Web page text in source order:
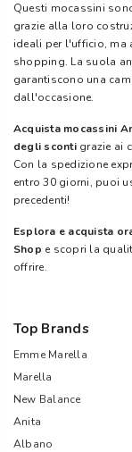
Questi mocassini
grazie alla loro
ideali per l'ufficio, ma
shopping. La suola
garantiscono una
dall'occasione.
Acquista mocassini
degli sconti grazie ai
Con la spedizione
entro 30 giorni, puoi
precedenti!
Esplora e acquista
Shop e scopri la
offrire.
Top Brands
Emme Marella
Marella
New Balance
Anita
Albano